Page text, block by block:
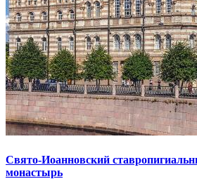
Свято-Иоанновский
монастырь